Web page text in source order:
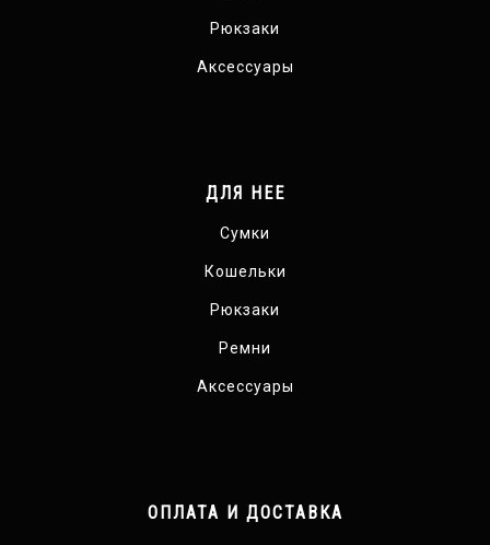
Рюкзаки
Аксессуары
ДЛЯ НЕЕ
Сумки
Кошельки
Рюкзаки
Ремни
Аксессуары
ОПЛАТА И ДОСТАВКА